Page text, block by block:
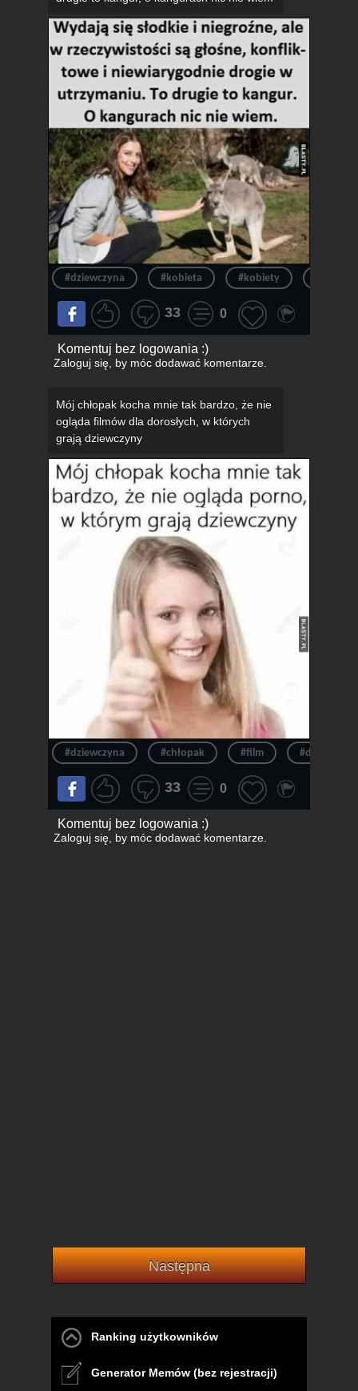
#dziewczyna #kobieta #kobiety
33 0
Komentuj bez logowania :)
Zaloguj się, by móc dodawać komentarze.
Mój chłopak kocha mnie tak bardzo, że nie
ogląda filmów dla dorosłych, w których
grają dziewczyny
#dziewczyna #chłopak #film
33 0
Komentuj bez logowania :)
Zaloguj się, by móc dodawać komentarze.
Następna
Ranking użytkowników
Generator Memów (bez rejestracji)